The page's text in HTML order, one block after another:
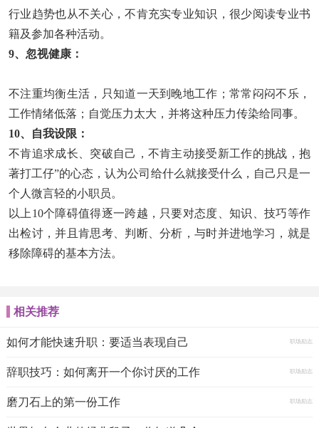
行业趋势也从不关心，不肯充实专业知识，很少阅读专业书
籍及参加各种活动。
9、忽视健康：
不注重均衡生活，只知道一天到晚地工作；常常闷闷不乐，
工作情绪低落；自觉压力太大，并将这种压力传染给同事。
10、自我设限：
不肯追求成长、突破自己，不肯主动接受新工作的挑战，抱
著打工仔”的心态，认为公司给什么就接受什么，自己只是一
个人微言轻的小职员。
以上10个障碍值得逐一跨越，只要对态度、知识、技巧等作
出检讨，并且肯思考、判断、分析，与时并进地学习，就是
移除障碍的基本方法。
相关推荐
如何才能快速升职：要适当表现自己 职场励志
辞职技巧：如何离开一个你讨厌的工作 职场励志
磨刀石上的第一份工作 职场励志